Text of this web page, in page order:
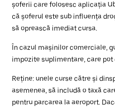
șoferii care folosesc aplicația
că șoferul este sub influența
să oprească imediat cursa.
În cazul mașinilor comerciale,
impozite suplimentare, care pot
Reține: unele curse către și
asemenea, să includă o taxă
pentru parcarea la aeroport.